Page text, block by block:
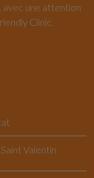
avec une attention
Clinic.
Valentin